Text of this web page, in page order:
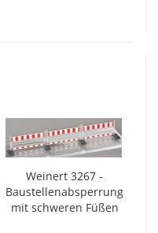
Weinert 3267 -
Baustellenabsperrung
mit schweren Füßen